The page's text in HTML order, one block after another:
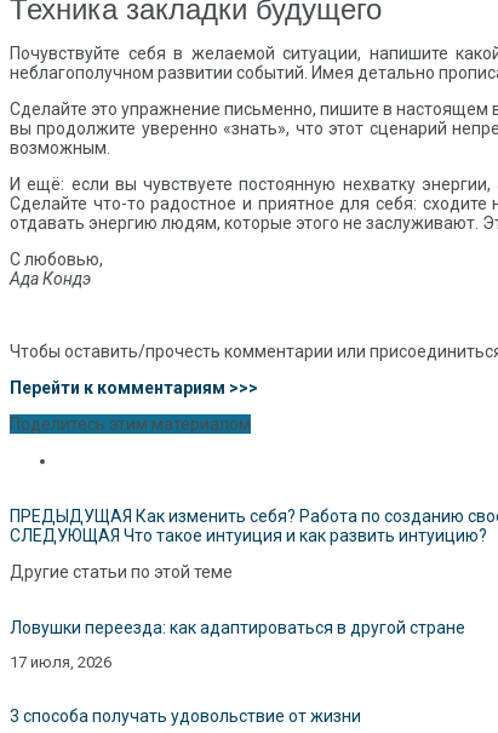
Техника закладки будущего
Почувствуйте себя в желаемой ситуации, напишите
неблагополучном развитии событий. Имея детально
Сделайте это упражнение письменно, пишите в настоящем
вы продолжите уверенно «знать», что этот сценарий
возможным.
И ещё: если вы чувствуете постоянную нехватку
Сделайте что-то радостное и приятное для себя:
отдавать энергию людям, которые этого не заслуживают.
С любовью,
Ада Кондэ
Чтобы оставить/прочесть комментарии или
Перейти к комментариям >>>
Поделитесь этим материалом
ПРЕДЫДУЩАЯ Как изменить себя? Работа по созданию
СЛЕДУЮЩАЯ Что такое интуиция и как развить интуицию?
Другие статьи по этой теме
Ловушки переезда: как адаптироваться в другой стране
17 июля, 2026
3 способа получать удовольствие от жизни